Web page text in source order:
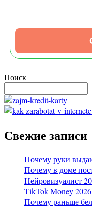
Поиск
Свежие записи
Почему руки
Почему в доме
Нейровизуалист
TikTok Money
Почему раньше